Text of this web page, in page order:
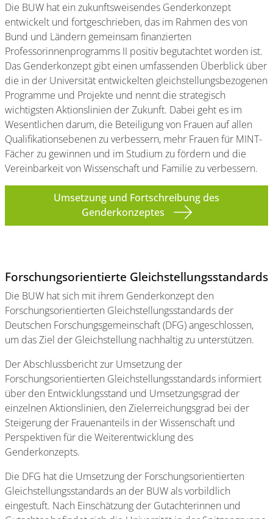
Die BUW hat ein zukunftsweisendes Genderkonzept
entwickelt und fortgeschrieben, das im Rahmen des von
Bund und Ländern gemeinsam finanzierten
Professorinnenprogramms II positiv begutachtet worden ist.
Das Genderkonzept gibt einen umfassenden Überblick über
die in der Universität entwickelten gleichstellungsbezogenen
Programme und Projekte und nennt die strategisch
wichtigsten Aktionslinien der Zukunft. Dabei geht es im
Wesentlichen darum, die Beteiligung von Frauen auf allen
Qualifikationsebenen zu verbessern, mehr Frauen für MINT-
Fächer zu gewinnen und im Studium zu fördern und die
Vereinbarkeit von Wissenschaft und Familie zu verbessern.
Umsetzung und Fortschreibung des
Genderkonzeptes
Forschungsorientierte Gleichstellungsstandards
Die BUW hat sich mit ihrem Genderkonzept den
Forschungsorientierten Gleichstellungsstandards der
Deutschen Forschungsgemeinschaft (DFG) angeschlossen,
um das Ziel der Gleichstellung nachhaltig zu unterstützen.
Der Abschlussbericht zur Umsetzung der
Forschungsorientierten Gleichstellungsstandards informiert
über den Entwicklungsstand und Umsetzungsgrad der
einzelnen Aktionslinien, den Zielerreichungsgrad bei der
Steigerung der Frauenanteils in der Wissenschaft und
Perspektiven für die Weiterentwicklung des
Genderkonzepts.
Die DFG hat die Umsetzung der Forschungsorientierten
Gleichstellungsstandards an der BUW als vorbildlich
eingestuft. Nach Einschätzung der Gutachterinnen und